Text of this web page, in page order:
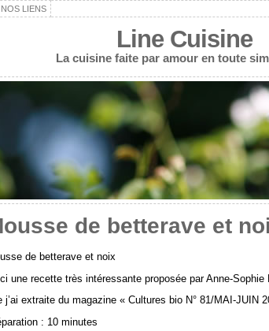
NOS LIENS
Line Cuisine
La cuisine faite par amour en toute
de betterave et
de betterave et noix
une recette très intéressante proposée par Anne-Sophie
j’ai extraite du magazine « Cultures bio N° 81/MAI-JUIN
: 10 minutes